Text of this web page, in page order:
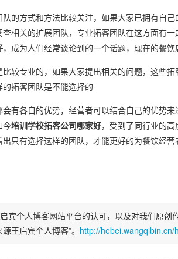
的方式和方法比较关注，如果大家已拥有自
查相关的扩展团队，专业拓客团队在这方面有
，成为人们经常谈论到的一个话题，现在的餐
比较专业的，如果大家提出相关的问题，这些
拓客团队是不能选择的
会有各自的优势，经营者可以结合自己的优势
今培训学校拓客公司哪家好，受到了同行业的
只有选择这样的团队，才能更好的为餐饮经营
宾个人博客网站平台的认可，以及对我们原
王启宾个人博客”。 http://hebei.wangqibin.cn/